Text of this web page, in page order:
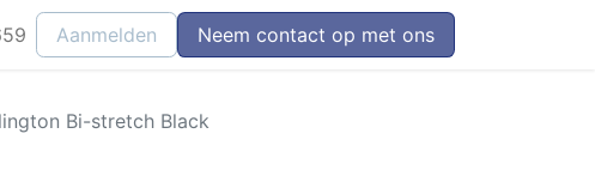
Aanmelden Neem contact op met ons
Bi-stretch Black